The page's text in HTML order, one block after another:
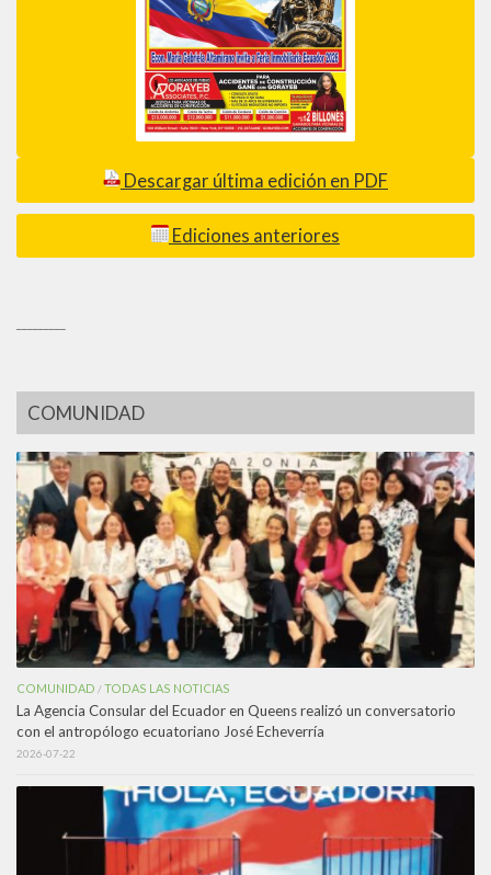
Descargar última edición en PDF
Ediciones anteriores
COMUNIDAD
COMUNIDAD /TODAS LAS NOTICIAS
La Agencia Consular del Ecuador en Queens realizó un conversatorio
con el antropólogo ecuatoriano José Echeverría
2026-07-22